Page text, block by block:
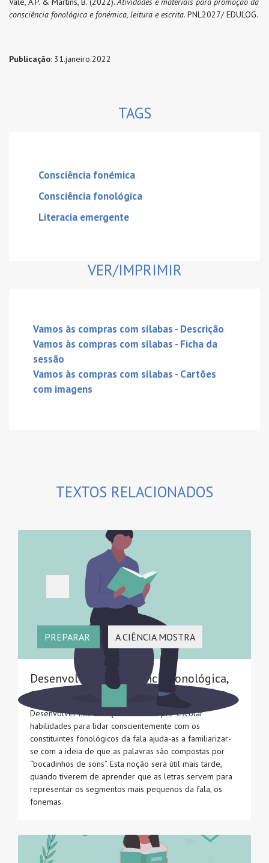
consciência fonológica e fonémica, leitura e escrita. PNL2027/ EDULOG.
Publicação: 31.janeiro.2022
TAGS
Consciência fonémica
Consciência fonológica
Literacia emergente
VER/IMPRIMIR
Vamos às compras com sílabas - Descrição
Vamos às compras com sílabas - Ficha da
sessão
Vamos às compras com sílabas - Cartões
com imagens
TEXTOS RELACIONADOS
PREPARAR A CIÊNCIA MOSTRA
Desenvolver a consciência fonológica,
em particular a consciência fonémica
Desenvolver nas crianças em idade pré-escolar
habilidades para lidar conscientemente com os
constituintes fonológicos da fala ajuda-as a familiarizar-
se com a ideia de que as palavras são compostas por
“bocadinhos de sons”. Esta noção será útil mais tarde,
quando tiverem de aprender que as letras servem para
representar os segmentos mais pequenos da fala, os
fonemas.